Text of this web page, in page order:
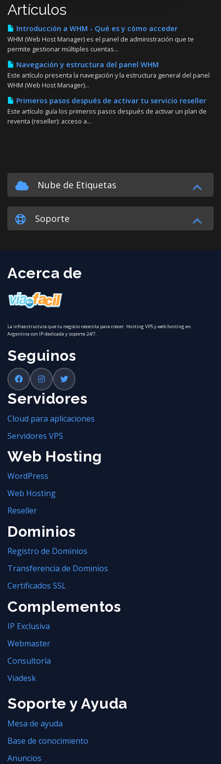
Artículos
Introducción a WHM - Qué es y cómo acceder
WHM (Web Host Manager) es el panel de administración que te
permite gestionar múltiples cuentas...
Navegación y estructura del panel WHM
Este artículo presenta la navegación y la estructura general del panel
WHM (Web Host Manager)...
Primeros pasos después de activar tu servicio reseller
Este artículo guía los primeros pasos después de activar un plan de
reventa (reseller): acceso a...
Nube de Etiquetas
Soporte
Acerca de
La infraestructura que tu negocio necesita para crecer. Hosting VPS y web hosting en
Argentina con IP dedicada y soporte 24/7.
Seguinos
Servidores
Cloud para aplicaciones
Servidores VPS
Web Hosting
WordPress
Web Hosting
Reseller
Dominios
Registro de Dominios
Transferencia de Dominios
Certificados SSL
Complementos
IP Exclusiva
Webmaster
Consultoría
Viadesk
Soporte y Ayuda
Mesa de ayuda
Base de conocimiento
Anuncios